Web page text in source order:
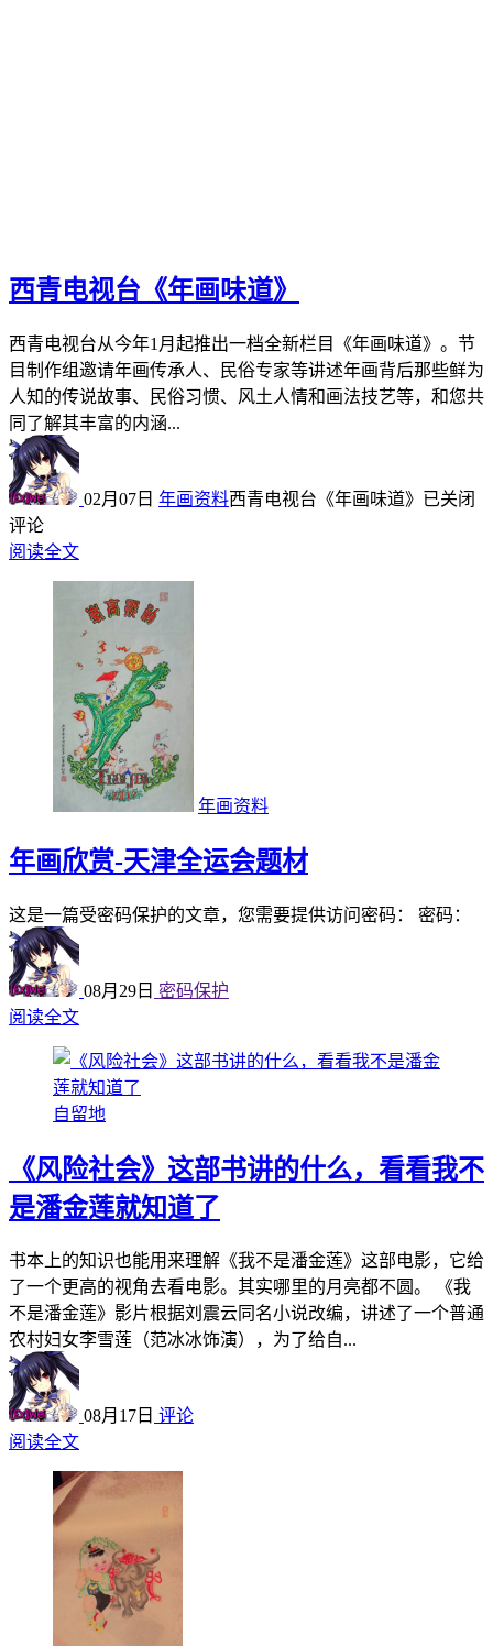
西青电视台《年画味道》
西青电视台从今年1月起推出一档全新栏目《年画味道》。节
目制作组邀请年画传承人、民俗专家等讲述年画背后那些鲜为
人知的传说故事、民俗习惯、风土人情和画法技艺等，和您共
同了解其丰富的内涵...
02月07日 年画资料西青电视台《年画味道》 已关闭
评论
阅读全文
年画资料
年画欣赏-天津全运会题材
这是一篇受密码保护的文章，您需要提供访问密码： 密码：
08月29日 密码保护
阅读全文
自留地
《风险社会》这部书讲的什么，看看我不
是潘金莲就知道了
书本上的知识也能用来理解《我不是潘金莲》这部电影，它给
了一个更高的视角去看电影。其实哪里的月亮都不圆。 《我
不是潘金莲》影片根据刘震云同名小说改编，讲述了一个普通
农村妇女李雪莲（范冰冰饰演），为了给自...
08月17日 评论
阅读全文